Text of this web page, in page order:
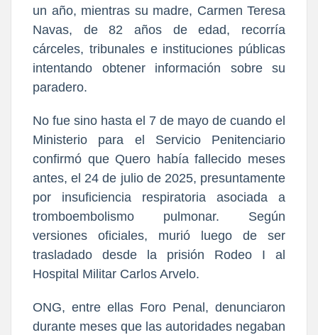
un año, mientras su madre, Carmen Teresa
Navas, de 82 años de edad, recorría
cárceles, tribunales e instituciones públicas
intentando obtener información sobre su
paradero.
No fue sino hasta el 7 de mayo de cuando el
Ministerio para el Servicio Penitenciario
confirmó que Quero había fallecido meses
antes, el 24 de julio de 2025, presuntamente
por insuficiencia respiratoria asociada a
tromboembolismo pulmonar. Según
versiones oficiales, murió luego de ser
trasladado desde la prisión Rodeo I al
Hospital Militar Carlos Arvelo.
ONG, entre ellas Foro Penal, denunciaron
durante meses que las autoridades negaban